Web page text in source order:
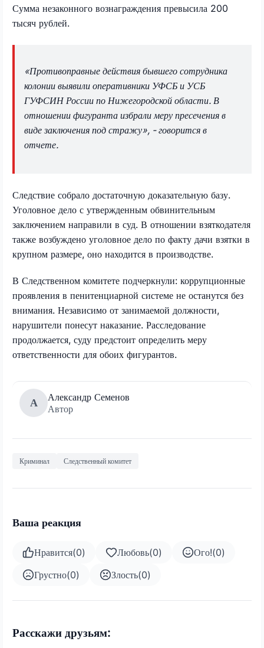
Сумма незаконного вознаграждения превысила 200
тысяч рублей.
«Противоправные действия бывшего сотрудника
колонии выявили оперативники УФСБ и УСБ
ГУФСИН России по Нижегородской области. В
отношении фигуранта избрали меру пресечения в
виде заключения под стражу», - говорится в
отчете.
Следствие собрало достаточную доказательную базу.
Уголовное дело с утвержденным обвинительным
заключением направили в суд. В отношении взяткодателя
также возбуждено уголовное дело по факту дачи взятки в
крупном размере, оно находится в производстве.
В Следственном комитете подчеркнули: коррупционные
проявления в пенитенциарной системе не останутся без
внимания. Независимо от занимаемой должности,
нарушители понесут наказание. Расследование
продолжается, суду предстоит определить меру
ответственности для обоих фигурантов.
А
Александр Семенов
Автор
Криминал Следственный комитет
Ваша реакция
Нравится(0) Любовь(0) Ого!(0)
Грустно(0) Злость(0)
Расскажи друзьям: